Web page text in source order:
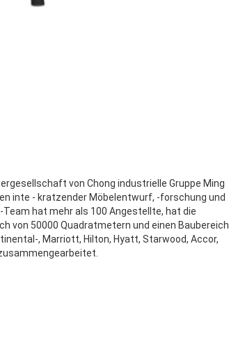
von Chong industrielle Gruppe Ming
inte - kratzender Möbelentwurf, -forschung und
Team hat mehr als 100 Angestellte, hat die
von 50000 Quadratmetern und einen Baubereich
, Marriott, Hilton, Hyatt, Starwood, Accor,